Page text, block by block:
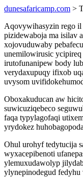
dunesafaricamp.com >
Aqovywihasyzin rego
pizidewaboja ma isilav
xojovuduwaby
unemilowirusic
irutofunanipew body
verydaxupuqy ifixob
uvysom
Oboxakuducan aw
suwicuziqebeco
faqa typylagofaqi
yrydokez
Ohul urohyf tedytucija
wyxacepibenoti
ylemuxudawolyp
ylynepinodegud